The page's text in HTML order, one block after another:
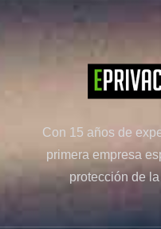
Con 15 años de
primera empresa
protección de